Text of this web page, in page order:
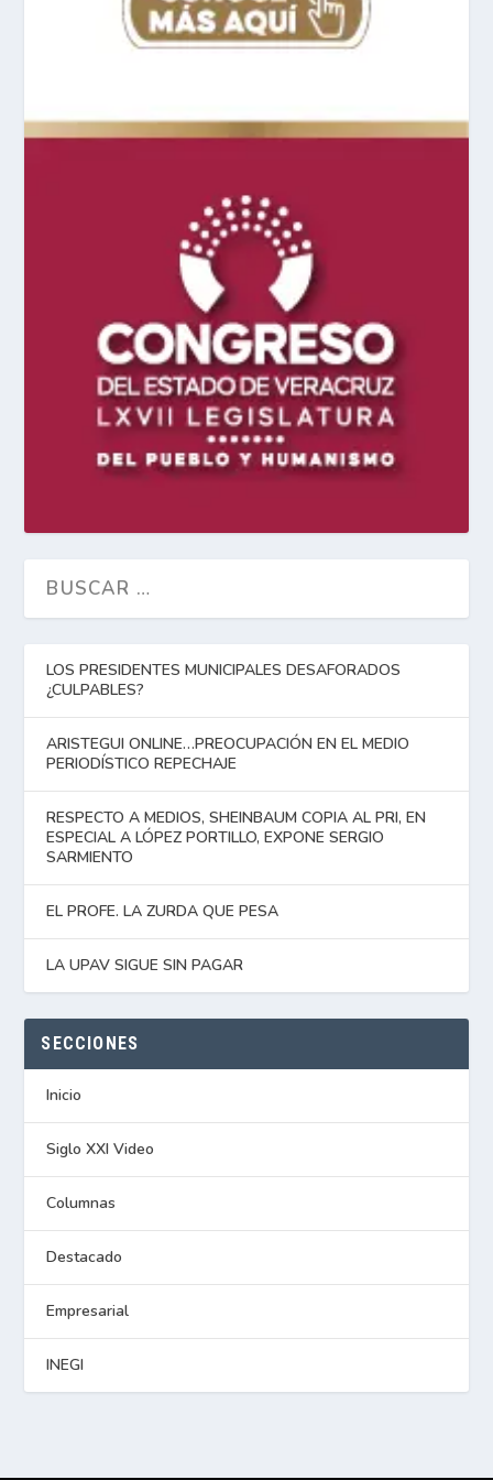
LOS PRESIDENTES MUNICIPALES DESAFORADOS
¿CULPABLES?
ARISTEGUI ONLINE…PREOCUPACIÓN EN EL MEDIO
PERIODÍSTICO REPECHAJE
RESPECTO A MEDIOS, SHEINBAUM COPIA AL PRI, EN
ESPECIAL A LÓPEZ PORTILLO, EXPONE SERGIO
SARMIENTO
EL PROFE. LA ZURDA QUE PESA
LA UPAV SIGUE SIN PAGAR
SECCIONES
Inicio
Siglo XXI Video
Columnas
Destacado
Empresarial
INEGI